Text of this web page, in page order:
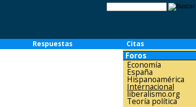
Respuestas
Citas
Foros
Economía
España
Hispanoamérica
Internacional
liberalismo.org
Teoría política